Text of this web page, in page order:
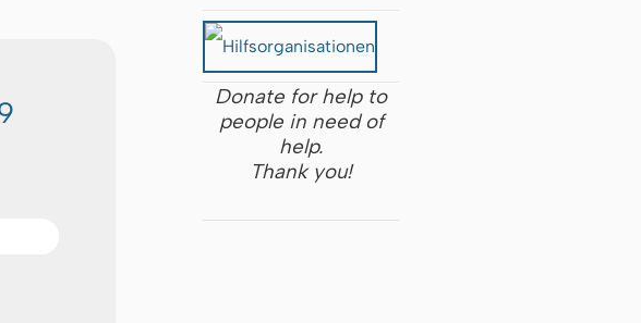
Donate for help to
people in need of
help.
Thank you!